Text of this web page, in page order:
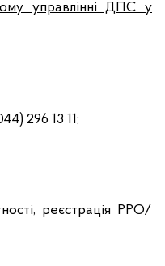
управлінні ДПС у
296 13 11;
реєстрація РРО/